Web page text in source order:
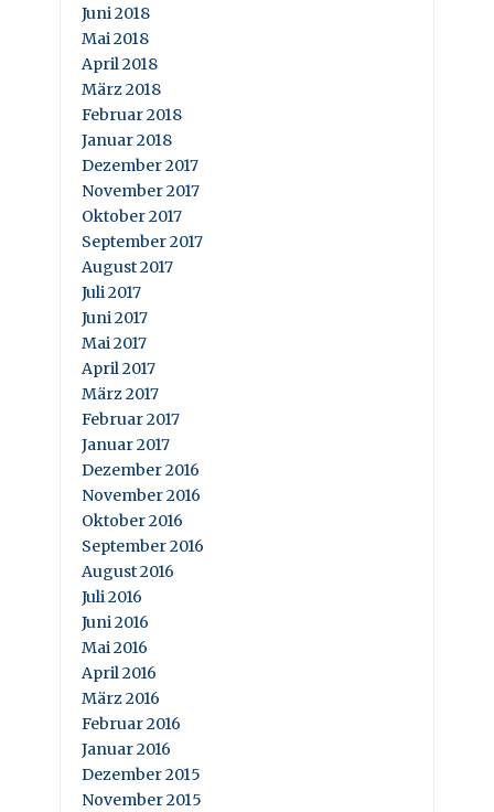
Juni 2018
Mai 2018
April 2018
März 2018
Februar 2018
Januar 2018
Dezember 2017
November 2017
Oktober 2017
September 2017
August 2017
Juli 2017
Juni 2017
Mai 2017
April 2017
März 2017
Februar 2017
Januar 2017
Dezember 2016
November 2016
Oktober 2016
September 2016
August 2016
Juli 2016
Juni 2016
Mai 2016
April 2016
März 2016
Februar 2016
Januar 2016
Dezember 2015
November 2015